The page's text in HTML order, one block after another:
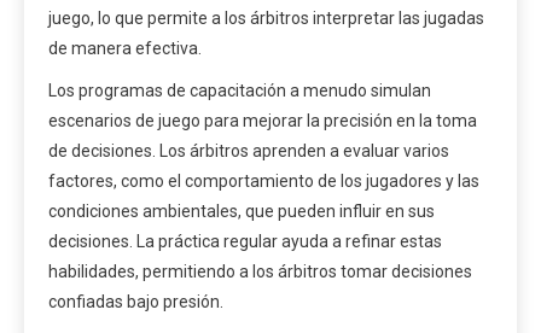
juego, lo que permite a los árbitros interpretar las jugadas
de manera efectiva.
Los programas de capacitación a menudo simulan
escenarios de juego para mejorar la precisión en la toma
de decisiones. Los árbitros aprenden a evaluar varios
factores, como el comportamiento de los jugadores y las
condiciones ambientales, que pueden influir en sus
decisiones. La práctica regular ayuda a refinar estas
habilidades, permitiendo a los árbitros tomar decisiones
confiadas bajo presión.